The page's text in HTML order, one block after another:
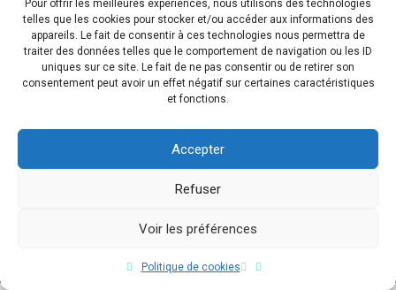
Pour offrir les meilleures expériences, nous utilisons des technologies
telles que les cookies pour stocker et/ou accéder aux informations des
appareils. Le fait de consentir à ces technologies nous permettra de
traiter des données telles que le comportement de navigation ou les ID
uniques sur ce site. Le fait de ne pas consentir ou de retirer son
consentement peut avoir un effet négatif sur certaines caractéristiques
et fonctions.
Accepter
Refuser
Voir les préférences
Politique de cookies
Copyright © 2017 Flavio Da Costa. All Rights Reserved.